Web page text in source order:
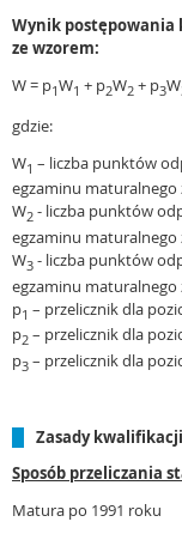
Wynik postępowania
ze wzorem:
W = p1W1 + p2W2 + p3W
gdzie:
W1 – liczba punktów
egzaminu maturalnego
W2 - liczba punktów
egzaminu maturalnego
W3 - liczba punktów
egzaminu
p1 – przelicznik dla
p2 – przelicznik dla
p3 – przelicznik dla
Zasady
Sposób przeliczania
Matura po 1991 roku